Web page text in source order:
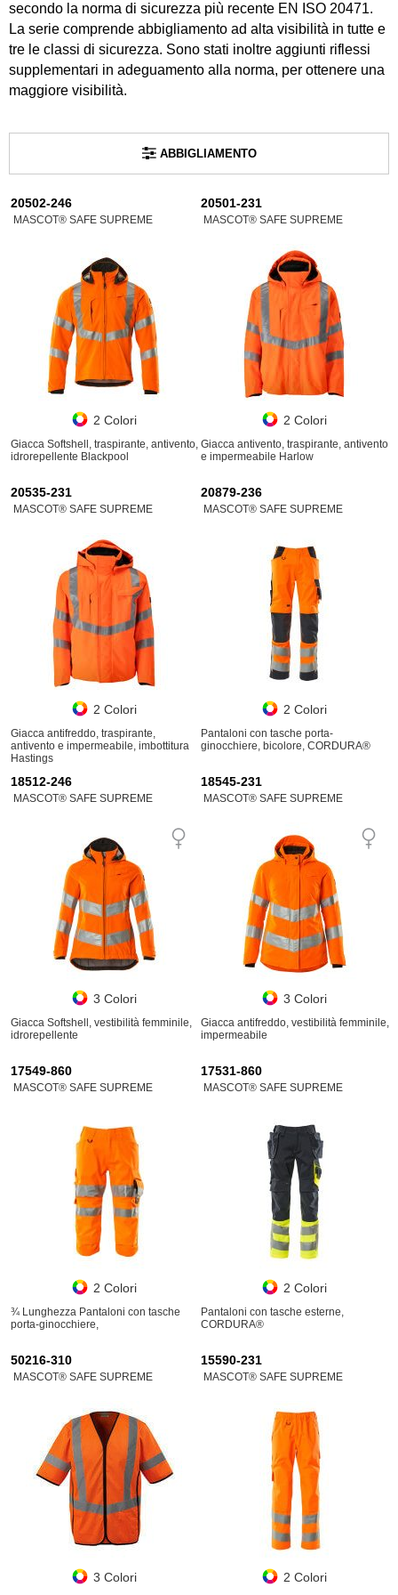
secondo la norma di sicurezza più recente EN ISO 20471.
La serie comprende abbigliamento ad alta visibilità in tutte e
tre le classi di sicurezza. Sono stati inoltre aggiunti riflessi
supplementari in adeguamento alla norma, per ottenere una
maggiore visibilità.
ABBIGLIAMENTO
20502-246
MASCOT® SAFE SUPREME
2 Colori
Giacca Softshell, traspirante, antivento,
idrorepellente Blackpool
20501-231
MASCOT® SAFE SUPREME
2 Colori
Giacca antivento, traspirante, antivento
e impermeabile Harlow
20535-231
MASCOT® SAFE SUPREME
2 Colori
Giacca antifreddo, traspirante,
antivento e impermeabile, imbottitura
Hastings
20879-236
MASCOT® SAFE SUPREME
2 Colori
Pantaloni con tasche porta-
ginocchiere, bicolore, CORDURA®
18512-246
MASCOT® SAFE SUPREME
3 Colori
Giacca Softshell, vestibilità femminile,
idrorepellente
18545-231
MASCOT® SAFE SUPREME
3 Colori
Giacca antifreddo, vestibilità femminile,
impermeabile
17549-860
MASCOT® SAFE SUPREME
2 Colori
¾ Lunghezza Pantaloni con tasche
porta-ginocchiere,
17531-860
MASCOT® SAFE SUPREME
2 Colori
Pantaloni con tasche esterne,
CORDURA®
50216-310
MASCOT® SAFE SUPREME
3 Colori
15590-231
MASCOT® SAFE SUPREME
2 Colori